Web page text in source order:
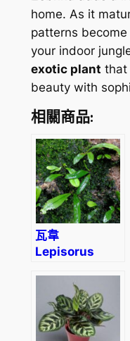
home. As it
patterns
your indoor
exotic plant that
beauty with
相關商品:
瓦韋
Lepisorus
(Kaulf.) Ching